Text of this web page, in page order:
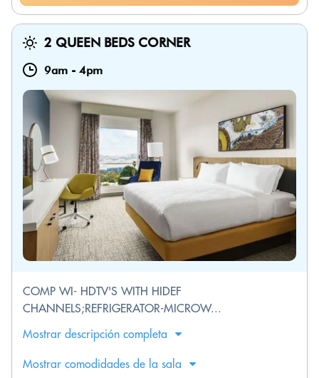
2 QUEEN BEDS CORNER
9am - 4pm
COMP WI- HDTV'S WITH HIDEF
CHANNELS;REFRIGERATOR-MICROW...
Mostrar descripción completa
Mostrar comodidades de la sala